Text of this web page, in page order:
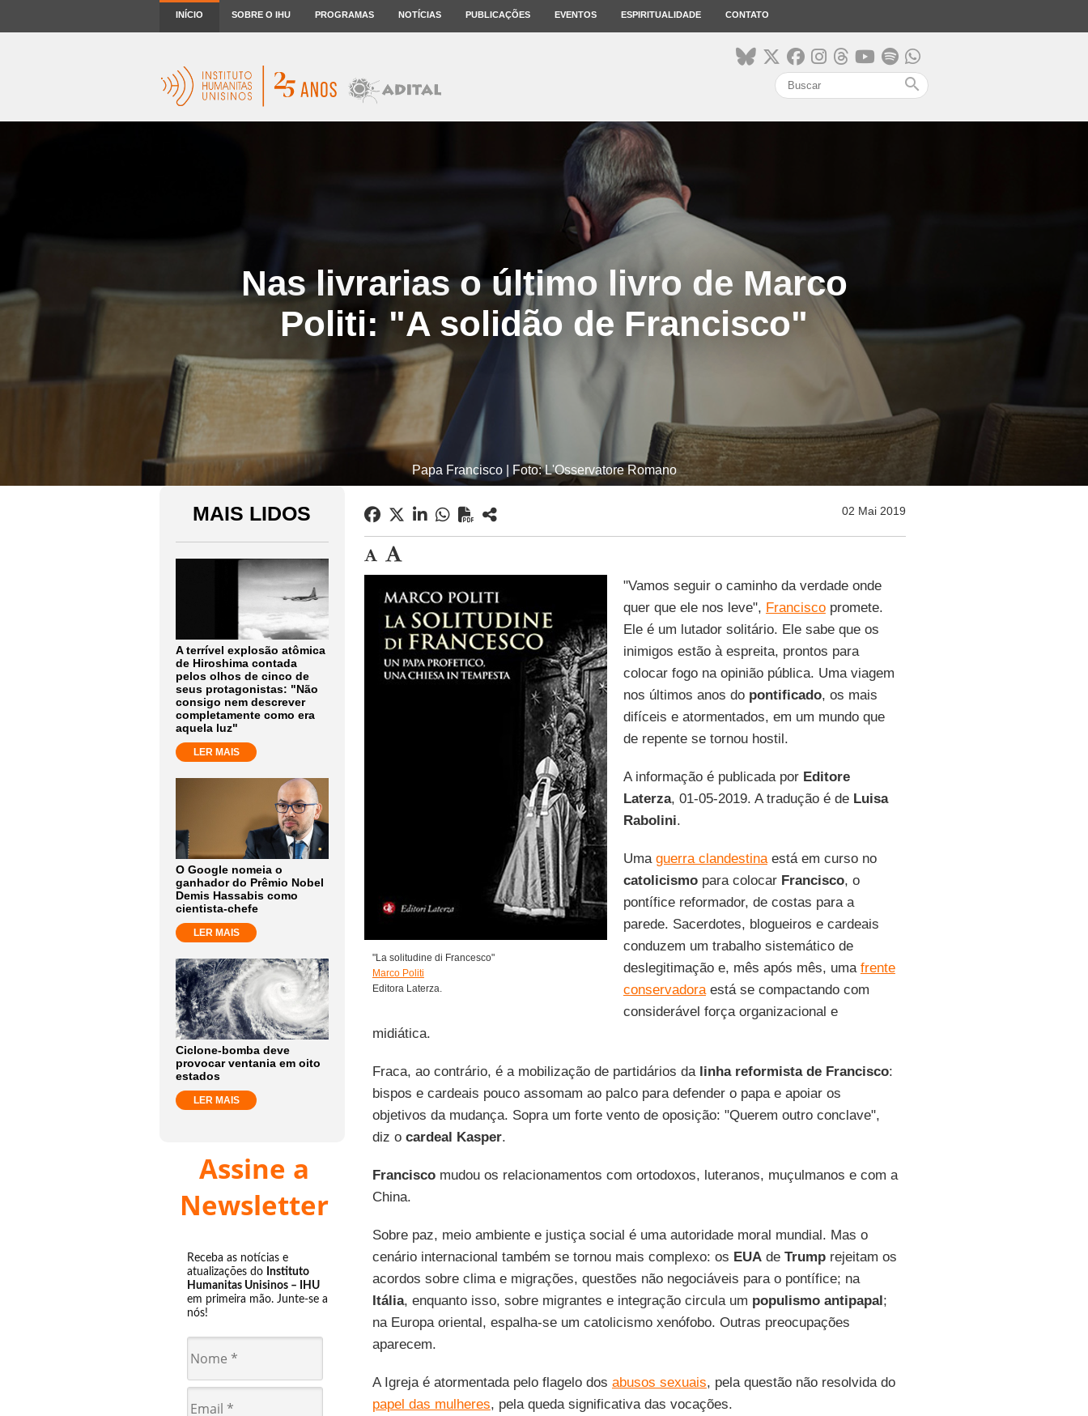
INÍCIO SOBRE O IHU PROGRAMAS NOTÍCIAS PUBLICAÇÕES EVENTOS ESPIRITUALIDADE CONTATO
search
Nas livrarias o último livro de Marco
Politi: "A solidão de Francisco"
Papa Francisco | Foto: L'Osservatore Romano
MAIS LIDOS
A terrível explosão atômica
de Hiroshima contada
pelos olhos de cinco de
seus protagonistas: "Não
consigo nem descrever
completamente como era
aquela luz"
LER MAIS
O Google nomeia o
ganhador do Prêmio Nobel
Demis Hassabis como
cientista-chefe
LER MAIS
Ciclone-bomba deve
provocar ventania em oito
estados
LER MAIS
Assine a
Newsletter
Receba as notícias e
atualizações do Instituto
Humanitas Unisinos – IHU
em primeira mão. Junte-se a
nós!
02 Mai 2019
"La solitudine di Francesco"
Marco Politi
Editora Laterza.
"Vamos seguir o caminho da verdade onde
quer que ele nos leve", Franciscopromete.
Ele é um lutador solitário. Ele sabe que os
inimigos estão à espreita, prontos para
colocar fogo na opinião pública. Uma viagem
nos últimos anos do pontificado, os mais
difíceis e atormentados, em um mundo que
de repente se tornou hostil.
A informação é publicada por Editore
Laterza, 01-05-2019. A tradução é de Luisa
Rabolini.
Uma guerra clandestinaestá em curso no
catolicismopara colocar Francisco, o
pontífice reformador, de costas para a
parede. Sacerdotes, blogueiros e cardeais
conduzem um trabalho sistemático de
deslegitimação e, mês após mês, uma frente
conservadoraestá se compactando com
considerável força organizacional e
midiática.
Fraca, ao contrário, é a mobilização de partidários da linha reformista de Francisco:
bispos e cardeais pouco assomam ao palco para defender o papa e apoiar os
objetivos da mudança. Sopra um forte vento de oposição: "Querem outro conclave",
diz o cardeal Kasper.
Franciscomudou os relacionamentos com ortodoxos, luteranos, muçulmanos e com a
China.
Sobre paz, meio ambiente e justiça social é uma autoridade moral mundial. Mas o
cenário internacional também se tornou mais complexo: os EUAde Trumprejeitam os
acordos sobre clima e migrações, questões não negociáveis ​​para o pontífice; na
Itália, enquanto isso, sobre migrantes e integração circula um populismo antipapal;
na Europa oriental, espalha-se um catolicismo xenófobo. Outras preocupações
aparecem.
A Igreja é atormentada pelo flagelo dos abusos sexuais, pela questão não resolvida do
papel das mulheres, pela queda significativa das vocações.